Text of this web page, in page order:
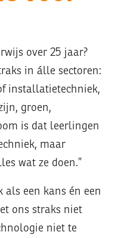
over 25 jaar?
in álle sectoren:
installatietechniek,
groen,
is dat leerlingen
maar
wat ze doen.”
als een kans én een
ons straks niet
niet te